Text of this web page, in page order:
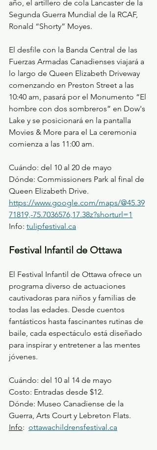
año, el artillero de cola Lancaster de la
Segunda Guerra Mundial de la RCAF,
Ronald “Shorty” Moyes.
El desfile con la Banda Central de las
Fuerzas Armadas Canadienses viajará a
lo largo de Queen Elizabeth Driveway
comenzando en Preston Street a las
10:40 am, pasará por el Monumento “El
hombre con dos sombreros” en Dow's
Lake y se posicionará en la pantalla
Movies & More para el La ceremonia
comienza a las 11:00 am.
Cuándo: del 10 al 20 de mayo
Dónde: Commissioners Park al final de
Queen Elizabeth Drive.
https://www.google.com/maps/@45.39
71819,-75.7036576,17.38z?shorturl=1
Info: tulipfestival.ca
Festival Infantil de Ottawa
El Festival Infantil de Ottawa ofrece un
programa diverso de actuaciones
cautivadoras para niños y familias de
todas las edades. Desde cuentos
fantásticos hasta fascinantes rutinas de
baile, cada espectáculo está diseñado
para inspirar y entretener a las mentes
jóvenes.
Cuándo: del 10 al 14 de mayo
Costo: Entradas desde $12.
Dónde: Museo Canadiense de la
Guerra, Arts Court y Lebreton Flats.
Info: ottawachildrensfestival.ca